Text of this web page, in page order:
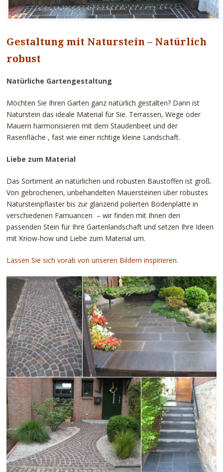
Gestaltung mit Naturstein – Natürlich
robust
Natürliche Gartengestaltung
Möchten Sie Ihren Garten ganz natürlich gestalten? Dann ist
Naturstein das ideale Material für Sie. Terrassen, Wege oder
Mauern harmonisieren mit dem Staudenbeet und der
Rasenfläche , fast wie einer richtige kleine Landschaft.
Liebe zum Material
Das Sortiment an natürlichen und robusten Baustoffen ist groß.
Von gebrochenen, unbehandelten Mauersteinen über robustes
Natursteinpflaster bis zur glänzend polierten Bodenplatte in
verschiedenen Farnuancen – wir finden mit Ihnen den
passenden Stein für Ihre Gartenlandschaft und setzen Ihre Ideen
mit Know-how und Liebe zum Material um.
Lassen Sie sich vorab von unseren Bildern inspirieren.